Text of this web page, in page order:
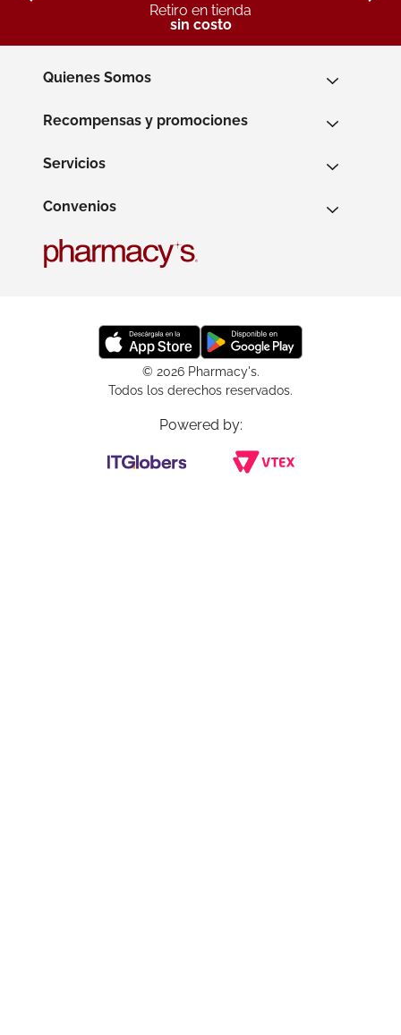
Retiro en tienda
sin costo
Quienes Somos
Recompensas y promociones
Servicios
Convenios
© 2026 Pharmacy's.
Todos los derechos reservados.
Powered by: